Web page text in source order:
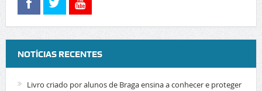
NOTÍCIAS RECENTES
Livro criado por alunos de Braga ensina a conhecer e proteger